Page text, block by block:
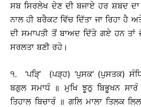
ਸਬ ਸਿਰਲੇਖ ਦੇਣ ਦੀ ਬਜਾਏ ਹਰ ਸ਼ਬਦ
ਨਾਲ ਹੀ ਬਰੈਕਟ ਵਿੱਚ ਦਿੱਤਾ ਜਾ ਰਿਹਾ ਹੈ
ਦੀ ਸਮਾਪਤੀ ਤੋਂ ਬਾਅਦ ਦਿੱਤੇ ਗਏ ਹਨ ਤਾਂ
ਸਰਲਤਾ ਬਣੀ ਰਹੇ।
੧. ‘ਪੜਿ੍’ (ਪੜ੍ਹ) ‘ਪੁਸਕ’ (ਪੁਸਤਕ)
ਬਗੁਲ ਸਮਾਧੰ ॥ ਮੁਖਿ ਝੂਠੁ ਬਿਭੂਖਨ ਸਾਰੰ
ਤਿਹਾਲ ਬਿਚਾਰੰ ॥ ਗਲਿ ਮਾਲਾ ਤਿਲਕ